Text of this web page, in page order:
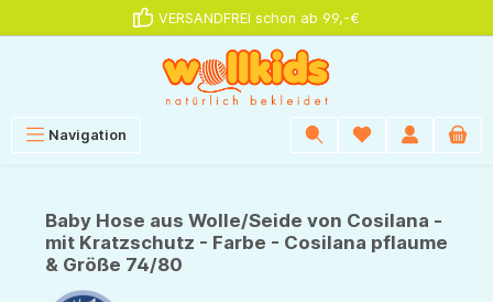
VERSANDFREI schon ab 99,-€
Navigation
Baby Hose aus Wolle/Seide von Cosilana -
mit Kratzschutz - Farbe - Cosilana pflaume
& Größe 74/80